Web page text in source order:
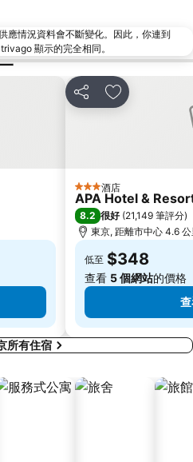
御台場 (台場)
東京迪士尼海洋
Gotanda Station
Shinjuku-gyoemmae Metro Station
Hamamatsucho station
Nishi-Kasai Metro Station
Shimbashi Metro Station
Toyosu Station
應情況資料會不斷變化。因此，你連到
顯示的完全相同。
分享 放到收藏夾
3 星級酒店
APA Hotel &
8.2 很好 (21,149 筆評分)
東京, 距離市中心 4.6
低至 $348
查看 5 個網站的價格
所有住宿